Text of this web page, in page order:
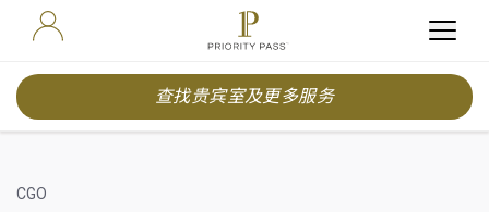
查找贵宾室及更多服务
CGO